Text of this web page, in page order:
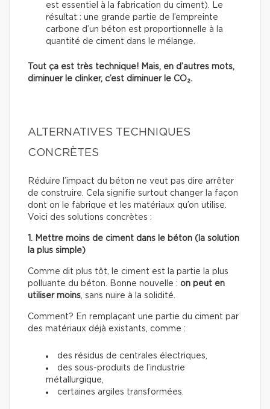
est essentiel à la fabrication du ciment). Le
résultat : une grande partie de l’empreinte
carbone d’un béton est proportionnelle à la
quantité de ciment dans le mélange.
Tout ça est très technique! Mais, en d’autres mots,
diminuer le clinker, c’est diminuer le CO₂.
ALTERNATIVES TECHNIQUES
CONCRÈTES
Réduire l’impact du béton ne veut pas dire arrêter
de construire. Cela signifie surtout changer la façon
dont on le fabrique et les matériaux qu’on utilise.
Voici des solutions concrètes :
1. Mettre moins de ciment dans le béton (la solution
la plus simple)
Comme dit plus tôt, le ciment est la partie la plus
polluante du béton. Bonne nouvelle : on peut en
utiliser moins, sans nuire à la solidité.
Comment? En remplaçant une partie du ciment par
des matériaux déjà existants, comme :
des résidus de centrales électriques,
des sous-produits de l’industrie
métallurgique,
certaines argiles transformées.